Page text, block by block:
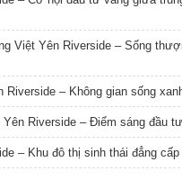
Việt Yên Riverside – Sống
Riverside – Không gian sống
Yên Riverside – Điểm sáng đầu
– Khu đô thị sinh thái đẳng